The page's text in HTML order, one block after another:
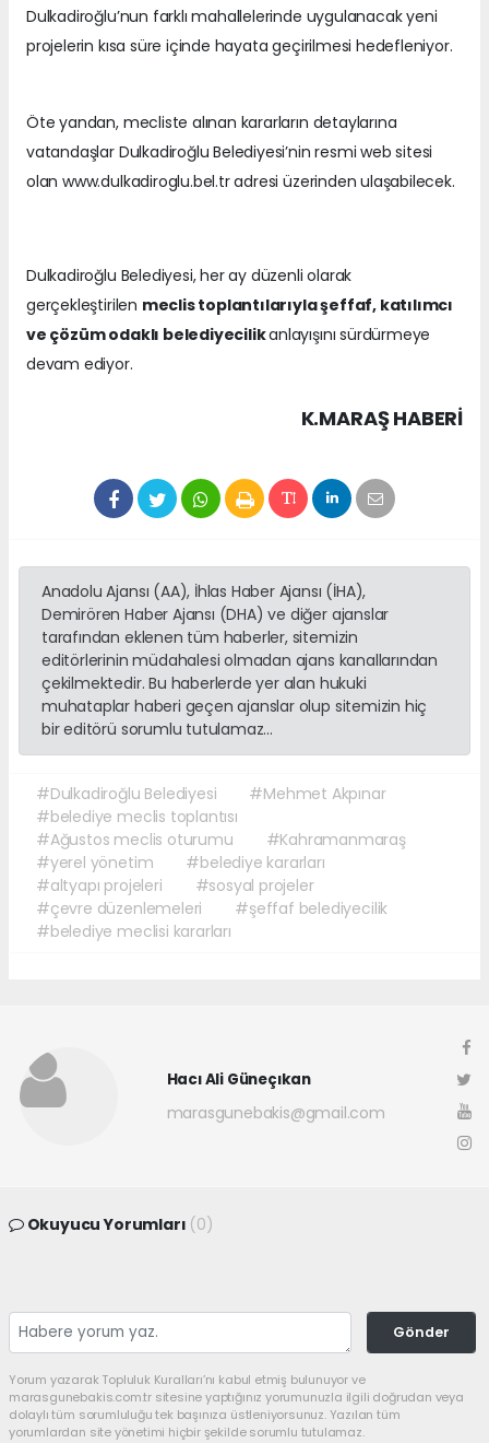
Dulkadiroğlu’nun farklı mahallelerinde uygulanacak yeni
projelerin kısa süre içinde hayata geçirilmesi hedefleniyor.
Öte yandan, mecliste alınan kararların detaylarına
vatandaşlar Dulkadiroğlu Belediyesi’nin resmi web sitesi
olan www.dulkadiroglu.bel.tr adresi üzerinden ulaşabilecek.
Dulkadiroğlu Belediyesi, her ay düzenli olarak
gerçekleştirilen meclis toplantılarıyla şeffaf, katılımcı
ve çözüm odaklı belediyecilikanlayışını sürdürmeye
devam ediyor.
K.MARAŞ HABERİ
Anadolu Ajansı (AA), İhlas Haber Ajansı (İHA),
Demirören Haber Ajansı (DHA) ve diğer ajanslar
tarafından eklenen tüm haberler, sitemizin
editörlerinin müdahalesi olmadan ajans kanallarından
çekilmektedir. Bu haberlerde yer alan hukuki
muhataplar haberi geçen ajanslar olup sitemizin hiç
bir editörü sorumlu tutulamaz...
#Dulkadiroğlu Belediyesi
#Mehmet Akpınar
#belediye meclis toplantısı
#Ağustos meclis oturumu
#Kahramanmaraş
#yerel yönetim
#belediye kararları
#altyapı projeleri
#sosyal projeler
#çevre düzenlemeleri
#şeffaf belediyecilik
#belediye meclisi kararları
Hacı Ali Güneçıkan
marasgunebakis@gmail.com
Okuyucu Yorumları (0)
Gönder
Yorum yazarak Topluluk Kuralları’nı kabul etmiş bulunuyor ve
marasgunebakis.com.tr sitesine yaptığınız yorumunuzla ilgili doğrudan veya
dolaylı tüm sorumluluğu tek başınıza üstleniyorsunuz. Yazılan tüm
yorumlardan site yönetimi hiçbir şekilde sorumlu tutulamaz.